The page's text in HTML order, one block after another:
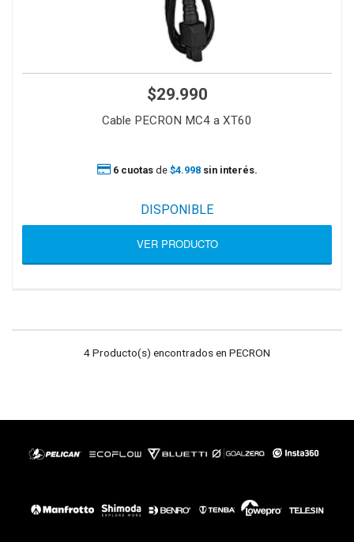
$29.990
Cable PECRON MC4 a XT60
6 cuotasde $4.998 sin interés.
DISPONIBLE
VER PRODUCTO
4 Producto(s) encontrados en PECRON